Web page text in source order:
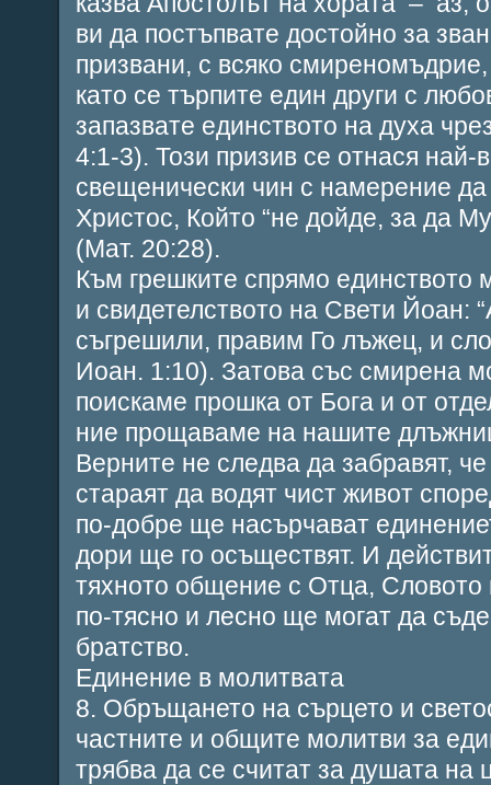
ви да постъпвате достойно за
призвани, с всяко
като се търпите един други с
запазвате единството на духа
4:1-3). Този призив се отнася най-
свещенически чин с намерение
Христос, Който “не дойде, за да
(Мат. 20:28).
Към грешките спрямо
и свидетелството на Свети Йоан:
съгрешили, правим Го лъжец, и
Иоан. 1:10). Затова със смирена
поискаме прошка от Бога и от
ние прощаваме на нашите
Верните не следва да забравят,
стараят да водят чист живот
по-добре ще насърчават
дори ще го осъществят. И
тяхното общение с Отца, Словото
по-тясно и лесно ще могат да
братство.
Единение в молитвата
8. Обръщането на сърцето и
частните и общите молитви за
трябва да се считат за душата на